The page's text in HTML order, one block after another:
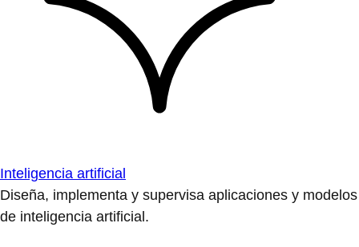
Inteligencia artificial
Diseña, implementa y supervisa aplicaciones y modelos
de inteligencia artificial.